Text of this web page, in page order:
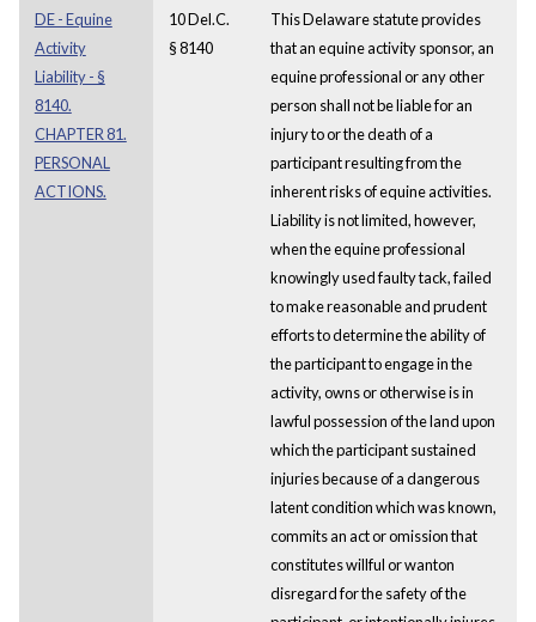
DE - Equine
Activity
Liability - §
8140.
CHAPTER 81.
PERSONAL
ACTIONS.
10 Del.C.
§ 8140
This Delaware statute provides
that an equine activity sponsor, an
equine professional or any other
person shall not be liable for an
injury to or the death of a
participant resulting from the
inherent risks of equine activities.
Liability is not limited, however,
when the equine professional
knowingly used faulty tack, failed
to make reasonable and prudent
efforts to determine the ability of
the participant to engage in the
activity, owns or otherwise is in
lawful possession of the land upon
which the participant sustained
injuries because of a dangerous
latent condition which was known,
commits an act or omission that
constitutes willful or wanton
disregard for the safety of the